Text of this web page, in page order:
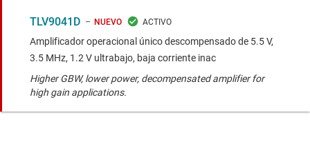
NUEVO
TLV9041D
Amplificador operacional único descompensado de 5.5 V,
3.5 MHz, 1.2 V ultrabajo, baja corriente inac
Higher GBW, lower power, decompensated amplifier for
high gain applications.